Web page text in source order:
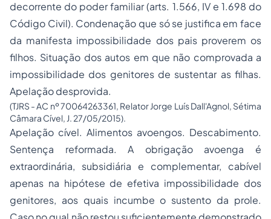
decorrente do poder familiar (arts. 1.566, IV e 1.698 do
Código Civil). Condenação que só se justifica em face
da manifesta impossibilidade dos pais proverem os
filhos. Situação dos autos em que não comprovada a
impossibilidade dos genitores de sustentar as filhas.
Apelação desprovida.
(TJRS - AC nº 70064263361, Relator Jorge Luís Dall'Agnol, Sétima
Câmara Cível, J. 27/05/2015).
Apelação cível. Alimentos avoengos. Descabimento.
Sentença reformada. A obrigação avoenga é
extraordinária, subsidiária e complementar, cabível
apenas na hipótese de efetiva impossibilidade dos
genitores, aos quais incumbe o sustento da prole.